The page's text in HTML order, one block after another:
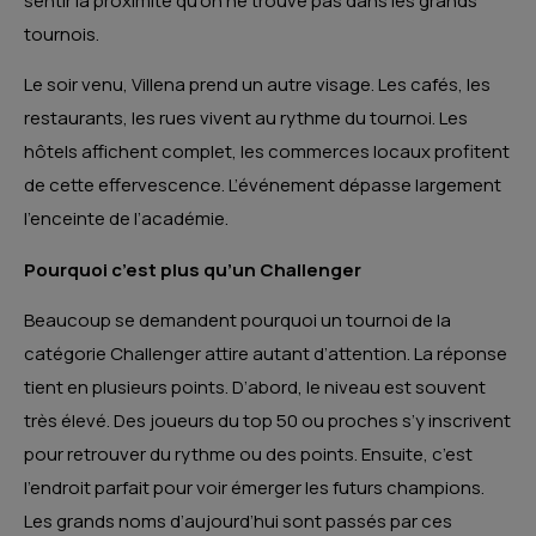
tournois.
Le soir venu, Villena prend un autre visage. Les cafés, les
restaurants, les rues vivent au rythme du tournoi. Les
hôtels affichent complet, les commerces locaux profitent
de cette effervescence. L’événement dépasse largement
l’enceinte de l’académie.
Pourquoi c’est plus qu’un Challenger
Beaucoup se demandent pourquoi un tournoi de la
catégorie Challenger attire autant d’attention. La réponse
tient en plusieurs points. D’abord, le niveau est souvent
très élevé. Des joueurs du top 50 ou proches s’y inscrivent
pour retrouver du rythme ou des points. Ensuite, c’est
l’endroit parfait pour voir émerger les futurs champions.
Les grands noms d’aujourd’hui sont passés par ces